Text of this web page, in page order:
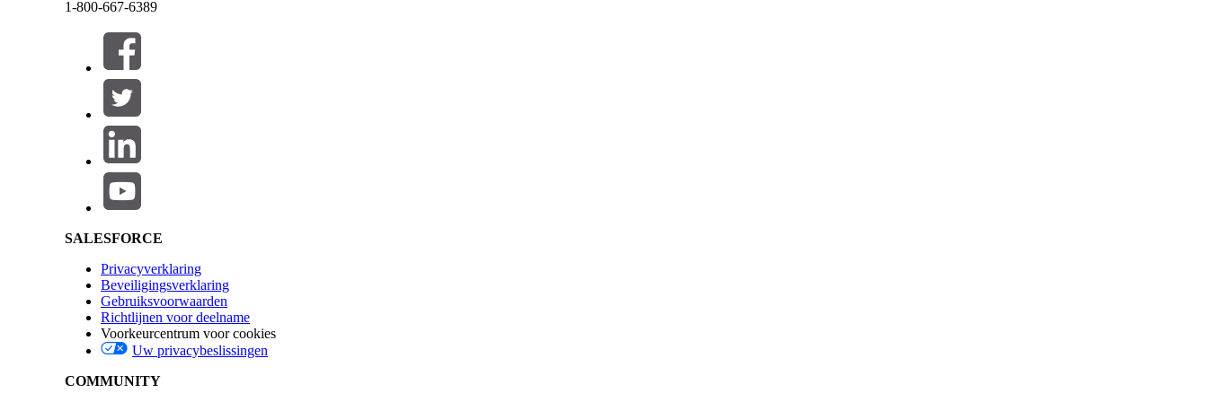
Deze tekst werd vertaald aan de hand van het systeem voor automatische vertaling van Salesforce. U vindt
Bekijk de informatie van een serviceafspraak door de muisaanwijzer over een serviceafspraaktegel in het Gantt-diagram, een
afspraak in de serviceafsprakenlijst of een serviceafspraakmarkering op de kaart te bewegen.
Als uw beheerder een subtitel heeft gedefinieerd in het veld Details van Gantt-label voor het object Serviceafspraak, wordt deze
ook getoond. Zie
U kunt ook het zijdeelvenster Serviceafspraak openen en acties selecteren die voor de serviceafspraak moeten worden
uitgevoerd.
1-800-667-6389
SALESFORCE
Privacyverklaring
Beveiligingsverklaring
Gebruiksvoorwaarden
Richtlijnen voor deelname
Voorkeurcentrum voor cookies
Uw privacybeslissingen
COMMUNITY
Salesforce Help | Article